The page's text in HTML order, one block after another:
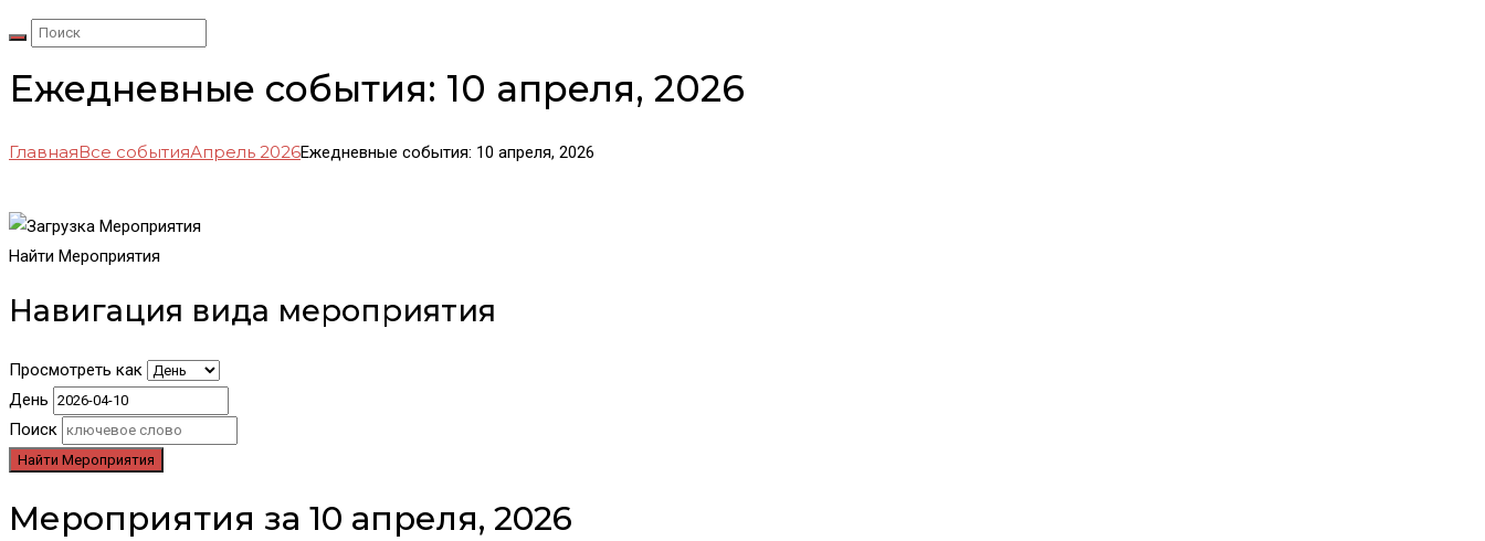
Ежедневные события: 10 апреля, 2026
ГлавнаяВсе событияАпрель 2026Ежедневные события: 10 апреля, 2026
Найти Мероприятия
Навигация вида мероприятия
Просмотреть как
День
Поиск
Мероприятия за 10 апреля, 2026